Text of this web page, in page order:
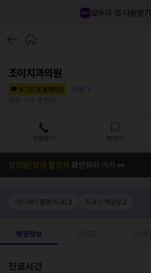
모두닥 앱 다운받기
조이치과의원
로그인 후 별점확인
리뷰 2
전화하기 찜하기
임직원/학생 할인가 확인하러 가기 👀
엑스레이 촬영(치과) 2 치과 스케일링 2
병원정보
진료시간